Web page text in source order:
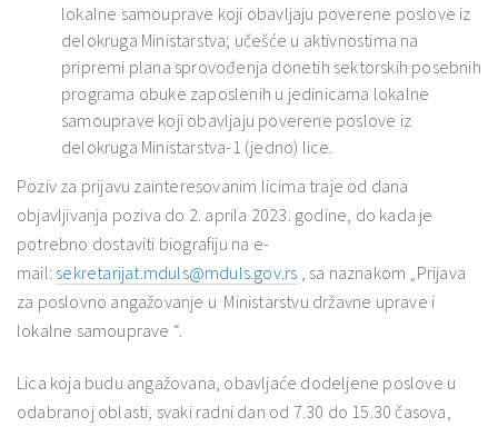
lokalne samouprave koji obavljaju poverene poslove iz
delokruga Ministarstva; učešće u aktivnostima na
pripremi plana sprovođenja donetih sektorskih posebnih
programa obuke zaposlenih u jedinicama lokalne
samouprave koji obavljaju poverene poslove iz
delokruga Ministarstva-1 (jedno) lice.
Poziv za prijavu zainteresovanim licima traje od dana
objavljivanja poziva do 2. aprila 2023. godine, do kada je
potrebno dostaviti biografiju na e-
mail: sekretarijat.mduls@mduls.gov.rs , sa naznakom „Prijava
za poslovno angažovanje u Ministarstvu državne uprave i
lokalne samouprave “.
Lica koja budu angažovana, obavljaće dodeljene poslove u
odabranoj oblasti, svaki radni dan od 7.30 do 15.30 časova,